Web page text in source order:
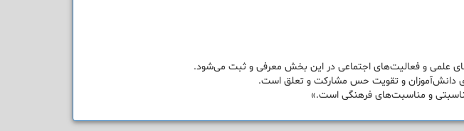
علمی و فعالیت‌های اجتماعی در این بخش معرفی و ثبت می‌شود.
دانش‌آموزان و تقویت حس مشارکت و تعلق است.
و مناسبت‌های فرهنگی است.»